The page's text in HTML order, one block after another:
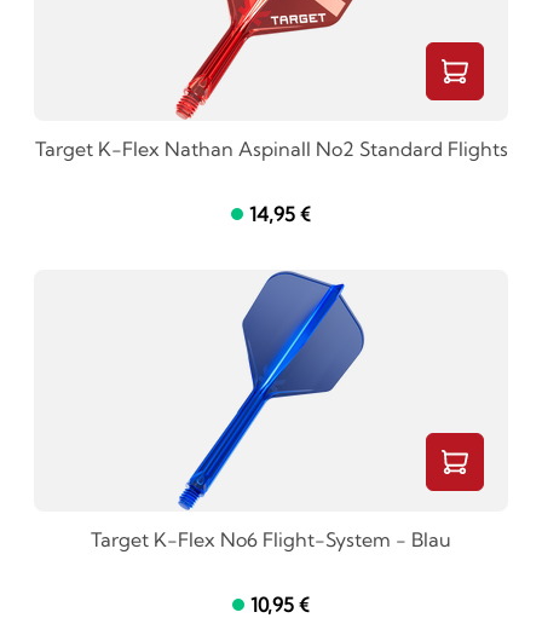
Target K-Flex Nathan Aspinall No2 Standard Flights
14,95 €
Target K-Flex No6 Flight-System - Blau
10,95 €